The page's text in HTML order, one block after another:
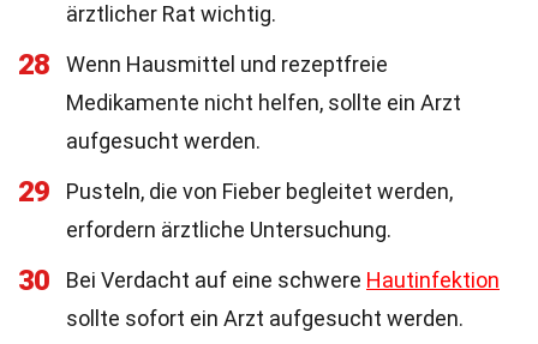
ärztlicher Rat wichtig.
28
Wenn Hausmittel und rezeptfreie
Medikamente nicht helfen, sollte ein Arzt
aufgesucht werden.
29
Pusteln, die von Fieber begleitet werden,
erfordern ärztliche Untersuchung.
30 Bei Verdacht auf eine schwere Hautinfektion
sollte sofort ein Arzt aufgesucht werden.